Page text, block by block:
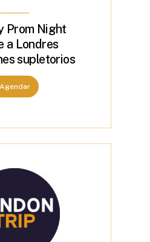
Prom Night
a Londres
supletorios
Agendar